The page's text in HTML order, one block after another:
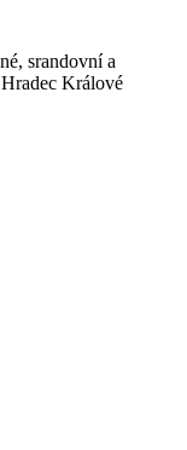
srandovní a
Králové